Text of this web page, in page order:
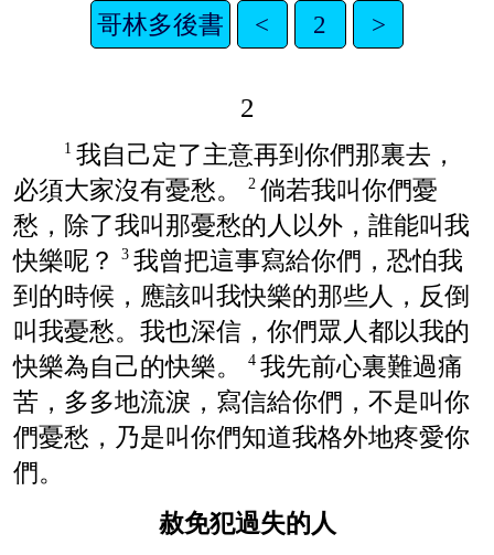
哥林多後書 < 2 >
2
1 我自己定了主意再到你們那裏去，
必須大家沒有憂愁。
2 倘若我叫你們憂
愁，除了我叫那憂愁的人以外，誰能叫我
快樂呢？
3 我曾把這事寫給你們，恐怕我
到的時候，應該叫我快樂的那些人，反倒
叫我憂愁。我也深信，你們眾人都以我的
快樂為自己的快樂。
4 我先前心裏難過痛
苦，多多地流淚，寫信給你們，不是叫你
們憂愁，乃是叫你們知道我格外地疼愛你
們。
赦免犯過失的人